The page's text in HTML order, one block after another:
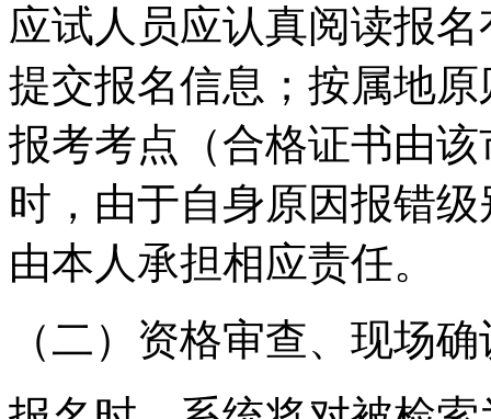
应试人员应认真阅读报
提交报名信息；按属地
报考考点（合格证书由
时，由于自身原因报错
由本人承担相应责任。
（二）资格审查、现场